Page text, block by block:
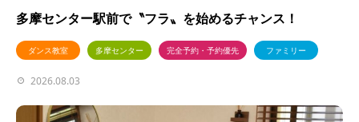
多摩センター駅前で〝フラ〟を始めるチャンス！
ダンス教室 多摩センター 完全予約・予約優先 ファミリー
2026.08.03